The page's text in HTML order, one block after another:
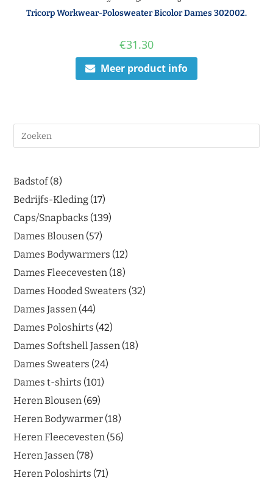
Tricorp Workwear-Polosweater Bicolor Dames 302002.
€31.30
Meer product info
Badstof 8
Bedrijfs-Kleding 17
Caps/Snapbacks 139
Dames Blousen 57
Dames Bodywarmers 12
Dames Fleecevesten 18
Dames Hooded Sweaters 32
Dames Jassen 44
Dames Poloshirts 42
Dames Softshell Jassen 18
Dames Sweaters 24
Dames t-shirts 101
Heren Blousen 69
Heren Bodywarmer 18
Heren Fleecevesten 56
Heren Jassen 78
Heren Poloshirts 71